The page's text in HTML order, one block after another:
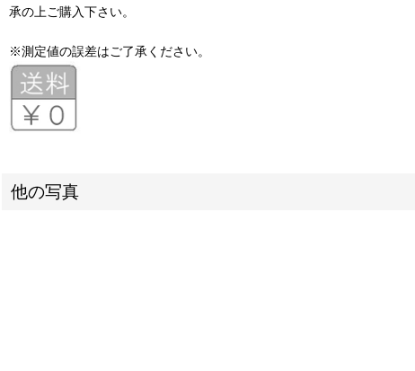
承の上ご購入下さい。
※測定値の誤差はご了承ください。
他の写真